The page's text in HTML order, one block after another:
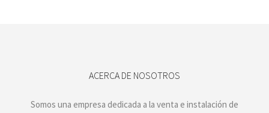
ACERCA DE NOSOTROS
Somos una empresa dedicada a la venta e instalación de